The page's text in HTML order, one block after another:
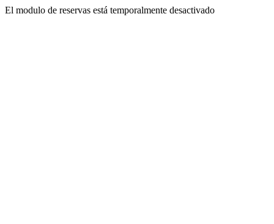
El modulo de reservas está temporalmente desactivado